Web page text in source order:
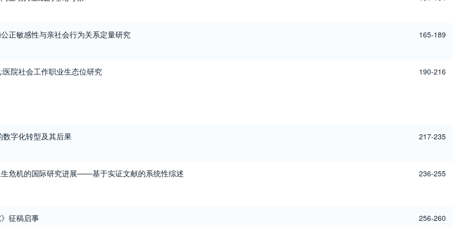
正敏感性与亲社会行为关系定量研究 165-189
院社会工作职业生态位研究 190-216
字化转型及其后果 217-235
危机的国际研究进展——基于实证文献的系统性综述 236-255
征稿启事 256-260